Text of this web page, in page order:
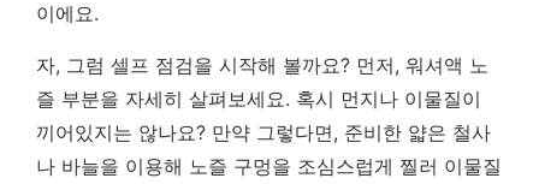
이에요.
자, 그럼 셀프 점검을 시작해 볼까요? 먼저, 워셔액 노
즐 부분을 자세히 살펴보세요. 혹시 먼지나 이물질이
끼어있지는 않나요? 만약 그렇다면, 준비한 얇은 철사
나 바늘을 이용해 노즐 구멍을 조심스럽게 찔러 이물질